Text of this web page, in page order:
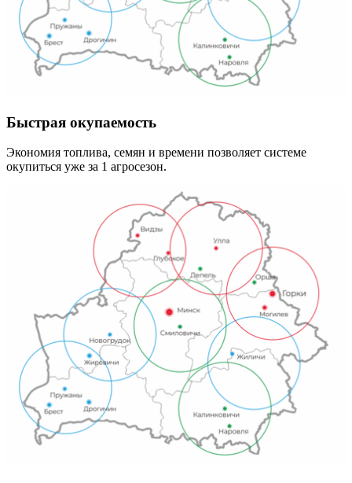
Быстрая окупаемость
Экономия топлива, семян и времени позволяет системе
окупиться уже за 1 агросезон.